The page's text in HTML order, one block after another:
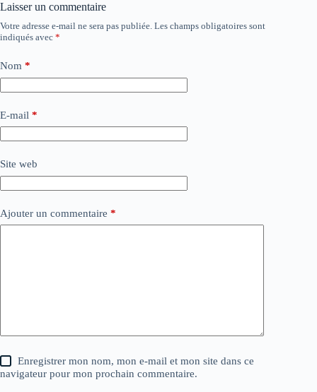
Laisser un commentaire
Votre adresse e-mail ne sera pas publiée. Les champs obligatoires sont
indiqués avec *
Nom *
E-mail *
Site web
Ajouter un commentaire *
Enregistrer mon nom, mon e-mail et mon site dans ce
navigateur pour mon prochain commentaire.